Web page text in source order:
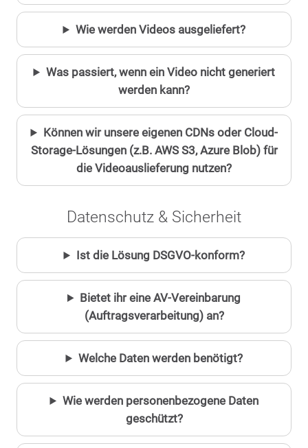
Wie werden Videos ausgeliefert?
Was passiert, wenn ein Video nicht generiert
werden kann?
Können wir unsere eigenen CDNs oder Cloud-
Storage-Lösungen (z.B. AWS S3, Azure Blob) für
die Videoauslieferung nutzen?
Datenschutz & Sicherheit
Ist die Lösung DSGVO-konform?
Bietet ihr eine AV-Vereinbarung
(Auftragsverarbeitung) an?
Welche Daten werden benötigt?
Wie werden personenbezogene Daten
geschützt?